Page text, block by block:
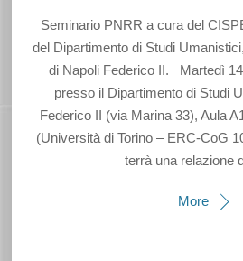
Seminario PNRR a cura del
del Dipartimento di Studi
di Napoli Federico II. Martedì
presso il Dipartimento di Studi
Federico II (via Marina 33), Aula
(Università di Torino – ERC-CoG
terrà una relazione
More